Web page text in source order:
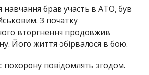
навчання брав участь в АТО, був
З початку
вторгнення продовжив
Його життя обірвалося в бою.
похорону повідомлять згодом.